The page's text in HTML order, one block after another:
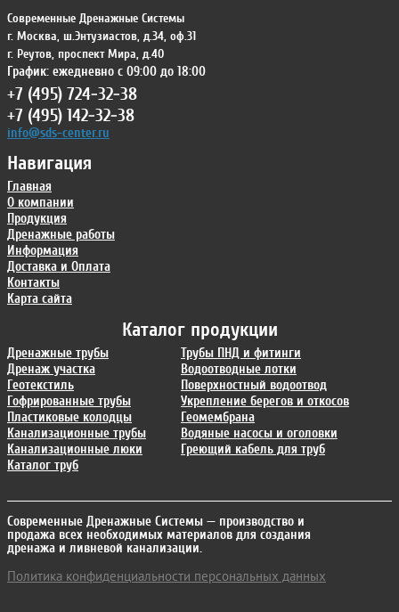
Каталог продукции
Дренажные трубы
Дренаж участка
Геотекстиль
Гофрированные трубы
Пластиковые колодцы
Канализационные трубы
Канализационные люки
Каталог труб
Трубы ПНД и фитинги
Водоотводные лотки
Поверхностный водоотвод
Укрепление берегов и откосов
Геомембрана
Водяные насосы и оголовки
Греющий кабель для труб
Навигация
Главная
О компании
Продукция
Дренажные работы
Информация
Доставка и Оплата
Контакты
Карта сайта
Современные Дренажные Системы
г. Москва, ш.Энтузиастов, д.34, оф.31
г. Реутов, проспект Мира, д.40
График: ежедневно с 09:00 до 18:00
+7 (495) 724-32-38
+7 (495) 142-32-38
info@sds-center.ru
Современные Дренажные Системы — производство и
продажа всех необходимых материалов для создания
дренажа и ливневой канализации.
Политика конфиденциальности персональных данных